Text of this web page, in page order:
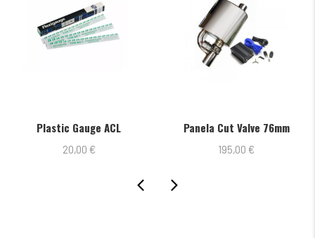
Plastic Gauge ACL
20,00€
Panela Cut Valve 76mm
195,00€